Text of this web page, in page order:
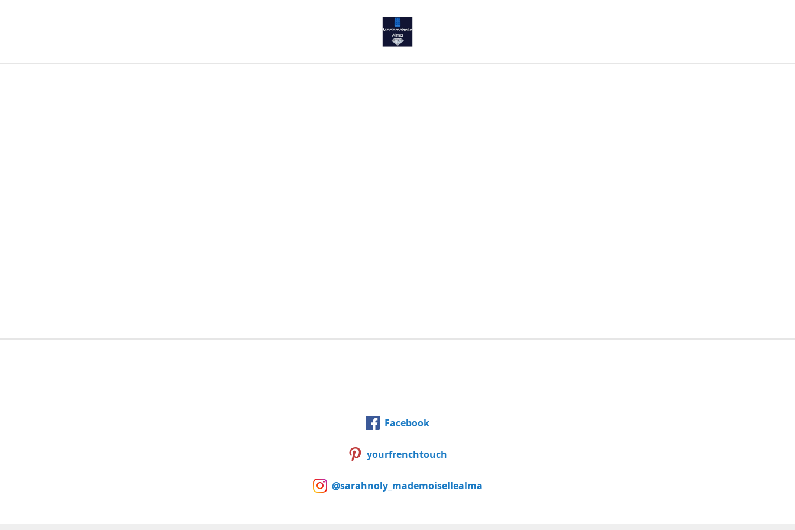
Facebook
yourfrenchtouch
@sarahnoly_mademoisellealma